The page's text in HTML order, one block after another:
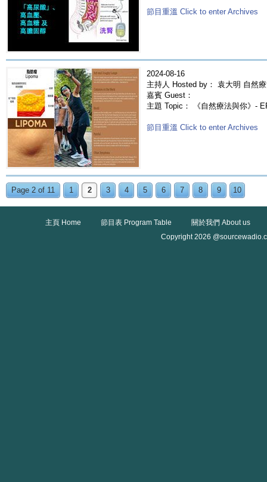
節目重溫 Click to enter Archives
2024-08-16
主持人 Hosted by： 袁大明 自然
嘉賓 Guest：
主題 Topic： 《自然療法與你》-
節目重溫 Click to enter Archives
Page 2 of 11 1 2 3 4 5 6 7 8 9 10
主頁 Home 節目表 Program Table
關於我們 About us
Copyright 2026